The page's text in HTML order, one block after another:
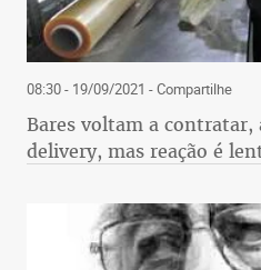
08:30 - 19/09/2021 - Compartilhe
Bares voltam a contratar,
delivery, mas reação é